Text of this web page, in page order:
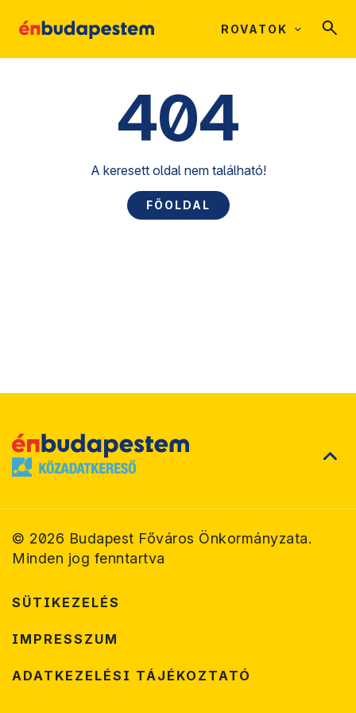
ROVATOK
404
A keresett oldal nem található!
FŐOLDAL
© 2026 Budapest Főváros Önkormányzata.
Minden jog fenntartva
SÜTIKEZELÉS
IMPRESSZUM
ADATKEZELÉSI TÁJÉKOZTATÓ